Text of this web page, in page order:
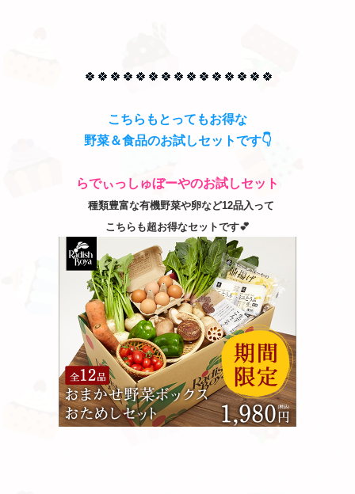
🍀🍀🍀🍀🍀🍀🍀🍀🍀🍀🍀🍀🍀🍀🍀
こちらもとってもお得な
野菜＆食品のお試しセットです👇
らでぃっしゅぼーやのお試しセット
種類豊富な有機野菜や卵など12品入って
こちらも超お得なセットです💕